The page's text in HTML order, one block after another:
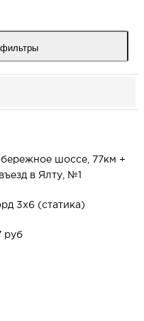
фильтры
шоссе, 77км +
в Ялту, №1
3х6 (статика)
руб